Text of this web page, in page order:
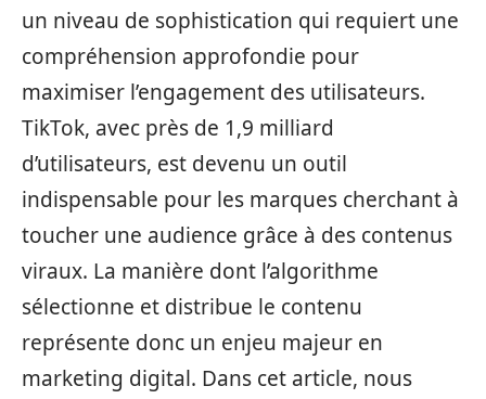
un niveau de sophistication qui requiert une
compréhension approfondie pour
maximiser l’engagement des utilisateurs.
TikTok, avec près de 1,9 milliard
d’utilisateurs, est devenu un outil
indispensable pour les marques cherchant à
toucher une audience grâce à des contenus
viraux. La manière dont l’algorithme
sélectionne et distribue le contenu
représente donc un enjeu majeur en
marketing digital. Dans cet article, nous